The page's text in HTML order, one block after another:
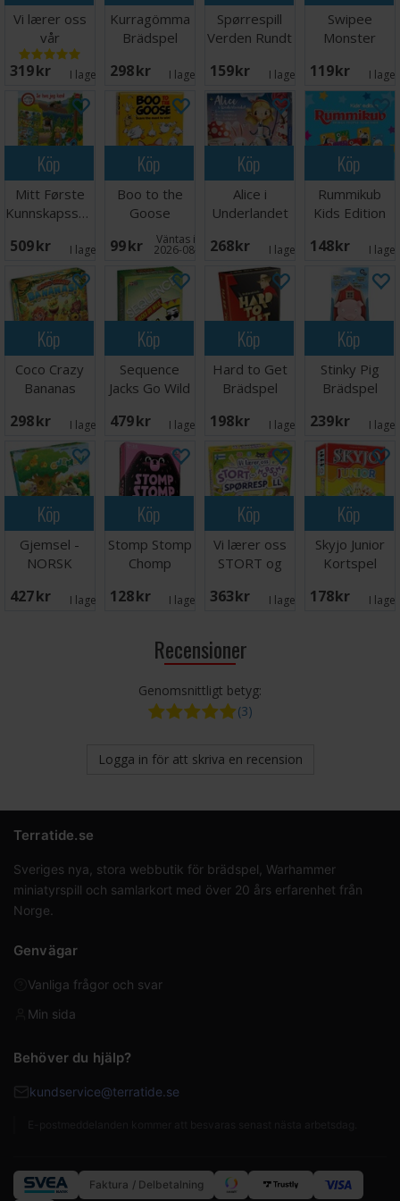
Vi lærer oss
vår
fantastiske
kropp
319 SEK I lager: 4
Kurragömma
Brädspel
298 SEK I lager:
Spørrespill
Verden Rundt
159 SEK I lager:
Swipee
Monster
Kortspel
119 SEK I
Köp
Mitt Første
Kunnskapsspill
509 SEK I lager: 1
Köp
Boo to the
Goose
Kortspel
99 SEK Väntas in:
2026-08-15
Köp
Alice i
Underlandet
268 SEK I lager:
Köp
Rummikub
Kids Edition
148 SEK I
Köp
Coco Crazy
Bananas
298 SEK I lager: 3
Köp
Sequence
Jacks Go Wild
479 SEK I lager:
Köp
Hard to Get
Brädspel
198 SEK I lager: 2
Köp
Stinky Pig
Brädspel
239 SEK I
Köp
Gjemsel -
NORSK
427 SEK I lager:
Köp
Stomp Stomp
Chomp
128 SEK I lager: 1
Köp
Vi lærer oss
STORT og
NORSK
363 SEK I lager:
Köp
Skyjo Junior
Kortspel
178 SEK I
Recensioner
Genomsnittligt betyg:
(3)
Logga in för att skriva en recension
Terratide.se
Sveriges nya, stora webbutik för brädspel, Warhammer
miniatyrspill och samlarkort med över 20 års erfarenhet från
Norge.
Genvägar
Vanliga frågor och svar
Min sida
Behöver du hjälp?
kundservice@terratide.se
Faktura / Delbetalning